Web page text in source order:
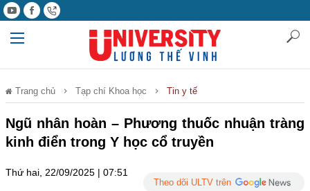
Trang chủ Tạp chí Khoa học Tin y tế
Ngũ nhân hoàn – Phương thuốc nhuận tràng
kinh điển trong Y học cổ truyền
Thứ hai, 22/09/2025 | 07:51
Theo dõi ULTV trên